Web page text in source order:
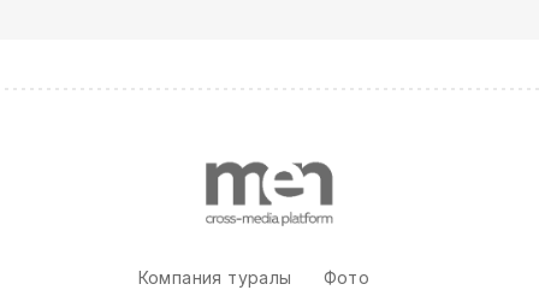
Компания туралы
Фото